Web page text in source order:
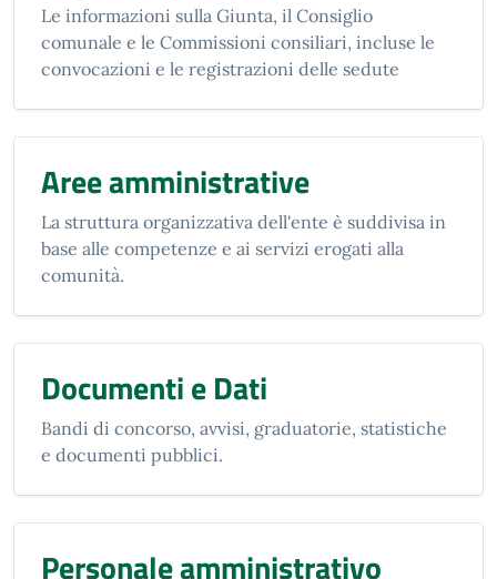
Le informazioni sulla Giunta, il Consiglio
comunale e le Commissioni consiliari, incluse le
convocazioni e le registrazioni delle sedute
Aree amministrative
La struttura organizzativa dell'ente è suddivisa in
base alle competenze e ai servizi erogati alla
comunità.
Documenti e Dati
Bandi di concorso, avvisi, graduatorie, statistiche
e documenti pubblici.
Personale amministrativo